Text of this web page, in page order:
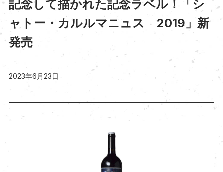
記念して描かれた記念ラベル！「シ
ャトー・カルルマニュス 2019」新
発売
2023年6月23日